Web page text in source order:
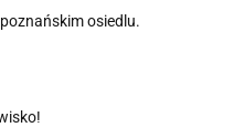
osiedlu.